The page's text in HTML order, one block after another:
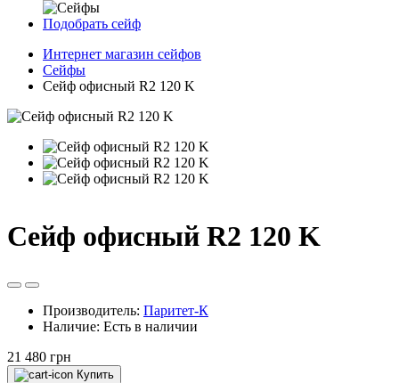
Подобрать сейф
Интернет магазин сейфов
Сейфы
Сейф офисный R2 120 K
Сейф офисный R2 120 K
Производитель: Паритет-К
Наличие: Есть в наличии
21 480 грн
Купить